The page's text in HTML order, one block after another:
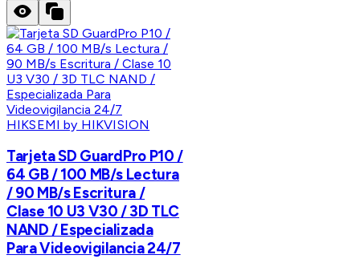
HIKSEMI by HIKVISION
Tarjeta SD GuardPro P10 /
64 GB / 100 MB/s Lectura
/ 90 MB/s Escritura /
Clase 10 U3 V30 / 3D TLC
NAND / Especializada
Para Videovigilancia 24/7